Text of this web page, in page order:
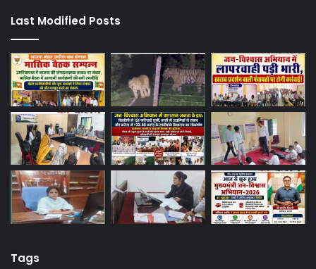
Last Modified Posts
Tags